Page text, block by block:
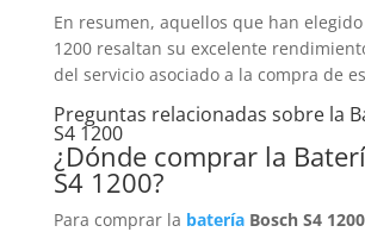
En resumen, aquellos que han elegido
1200 resaltan su excelente
del servicio asociado a la compra de
Preguntas relacionadas sobre la
S4 1200
¿Dónde comprar la
S4 1200?
Para comprar la bateríaBosch S4 1200